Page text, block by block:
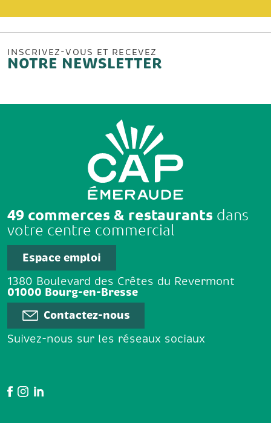
INSCRIVEZ-VOUS ET RECEVEZ
NOTRE NEWSLETTER
49 commerces & restaurants dans
votre centre commercial
Espace emploi
1380 Boulevard des Crêtes du Revermont
01000 Bourg-en-Bresse
Contactez-nous
Suivez-nous sur les réseaux sociaux